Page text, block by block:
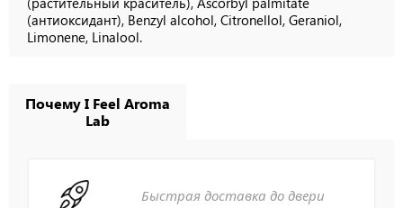
(антиоксидант), Benzyl alcohol, Citronellol, Geraniol,
Limonene, Linalool.
Почему I Feel Aroma
Lab
Быстрая доставка до двери